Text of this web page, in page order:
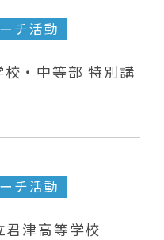
チ活動
・中等部 特別講
チ活動
君津高等学校